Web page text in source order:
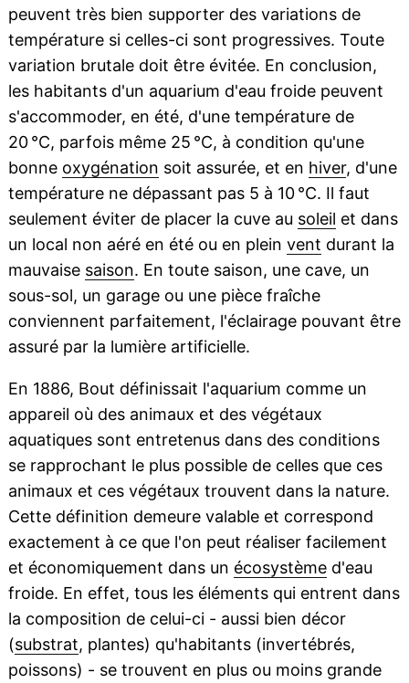
peuvent très bien supporter des variations de
température si celles-ci sont progressives. Toute
variation brutale doit être évitée. En conclusion,
les habitants d'un aquarium d'eau froide peuvent
s'accommoder, en été, d'une température de
20 °C, parfois même 25 °C, à condition qu'une
bonne oxygénation soit assurée, et en hiver, d'une
température ne dépassant pas 5 à 10 °C. Il faut
seulement éviter de placer la cuve au soleil et dans
un local non aéré en été ou en plein vent durant la
mauvaise saison. En toute saison, une cave, un
sous-sol, un garage ou une pièce fraîche
conviennent parfaitement, l'éclairage pouvant être
assuré par la lumière artificielle.
En 1886, Bout définissait l'aquarium comme un
appareil où des animaux et des végétaux
aquatiques sont entretenus dans des conditions
se rapprochant le plus possible de celles que ces
animaux et ces végétaux trouvent dans la nature.
Cette définition demeure valable et correspond
exactement à ce que l'on peut réaliser facilement
et économiquement dans un écosystèmed'eau
froide. En effet, tous les éléments qui entrent dans
la composition de celui-ci - aussi bien décor
(substrat, plantes) qu'habitants (invertébrés,
poissons) - se trouvent en plus ou moins grande